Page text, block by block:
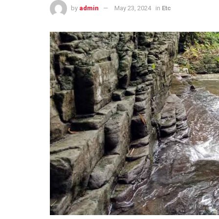
by admin May 23, 2024 in Etc